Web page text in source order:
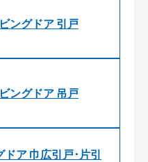
ングドア 引戸
ングドア 吊戸
ア 巾広引戸･片引